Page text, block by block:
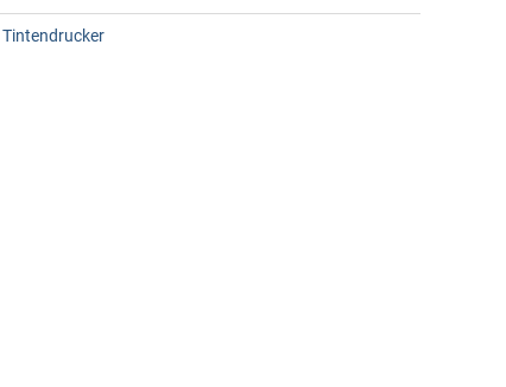
Tintendrucker